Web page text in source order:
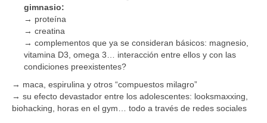
gimnasio:
→ proteína
→ creatina
→ complementos que ya se consideran básicos: magnesio,
vitamina D3, omega 3… interacción entre ellos y con las
condiciones preexistentes?
→ maca, espirulina y otros “compuestos milagro”
→ su efecto devastador entre los adolescentes: looksmaxxing,
biohacking, horas en el gym… todo a través de redes sociales